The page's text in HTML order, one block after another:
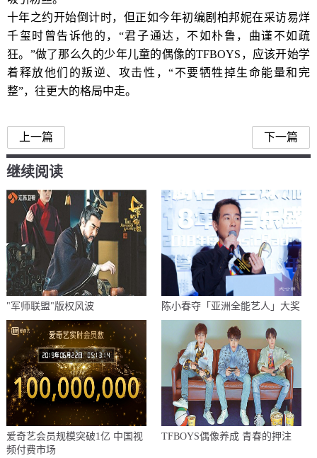
十年之约开始倒计时，但正如今年初编剧柏邦妮在采访易烊
千玺时曾告诉他的，“君子通达，不如朴鲁，曲谨不如疏
狂。”做了那么久的少年儿童的偶像的TFBOYS，应该开始学
着释放他们的叛逆、攻击性，“不要牺牲掉生命能量和完
整”，往更大的格局中走。
上一篇 下一篇
继续阅读
"军师联盟"版权风波 陈小春夺「亚洲全能艺人」大奖
爱奇艺会员规模突破1亿 中国视
频付费市场
TFBOYS偶像养成 青春的押注